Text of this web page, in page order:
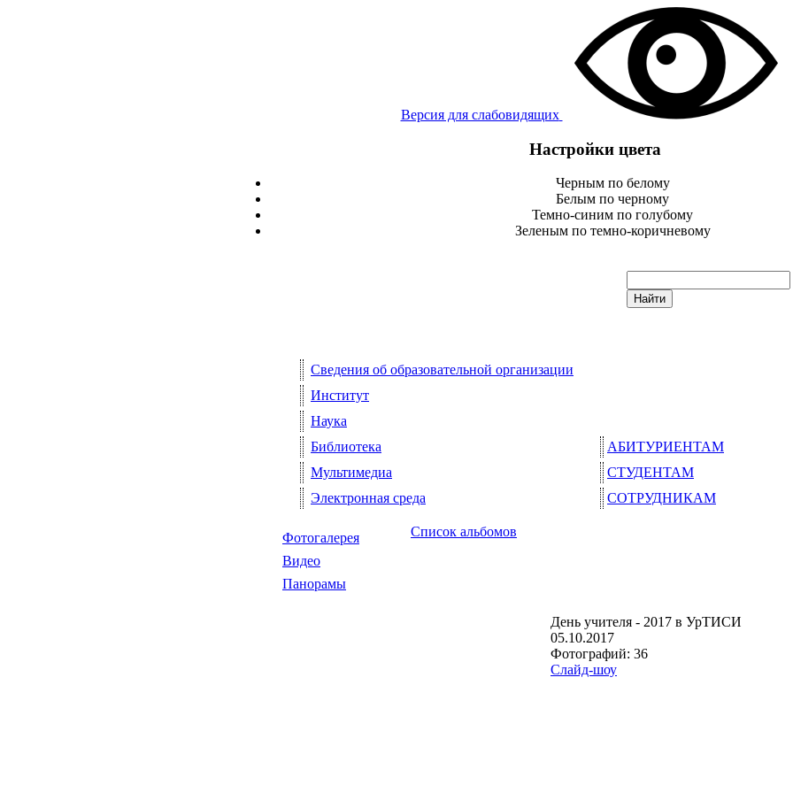
Версия для слабовидящих
Настройки цвета
Черным по белому
Белым по черному
Темно-синим по голубому
Зеленым по темно-коричневому
Сведения об образовательной организации
Институт
Наука
Библиотека
Мультимедиа
Электронная среда
АБИТУРИЕНТАМ
СТУДЕНТАМ
СОТРУДНИКАМ
Фотогалерея
Видео
Панорамы
Список альбомов
День учителя - 2017 в УрТИСИ
05.10.2017
Фотографий: 36
Слайд-шоу